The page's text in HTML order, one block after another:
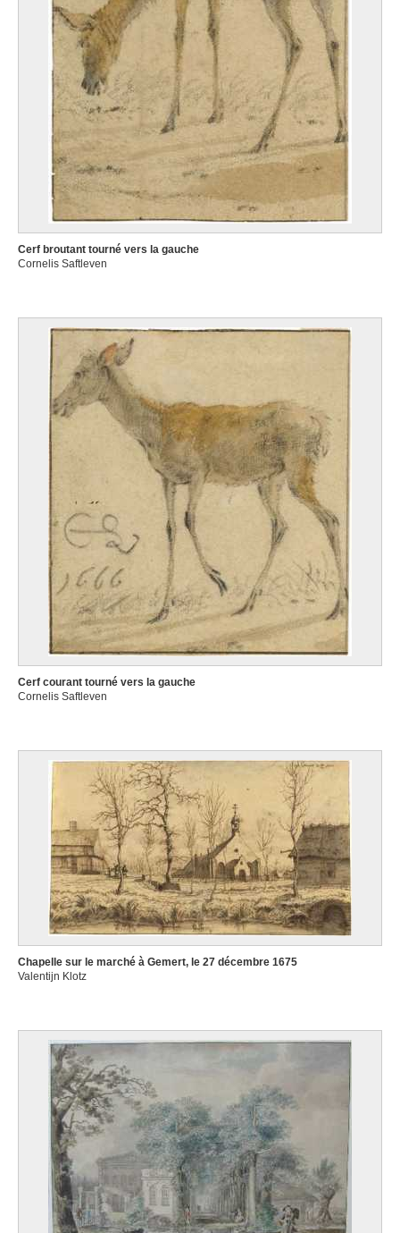
Cerf broutant tourné vers la gauche
Cornelis Saftleven
Cerf courant tourné vers la gauche
Cornelis Saftleven
Chapelle sur le marché à Gemert, le 27 décembre 1675
Valentijn Klotz